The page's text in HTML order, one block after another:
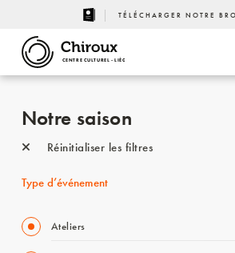
TÉLÉCHARGER NOTRE
CENTRE CULTUREL - LIÈGE
Notre saison
Réinitialiser les filtres
Type d’événement
Ateliers